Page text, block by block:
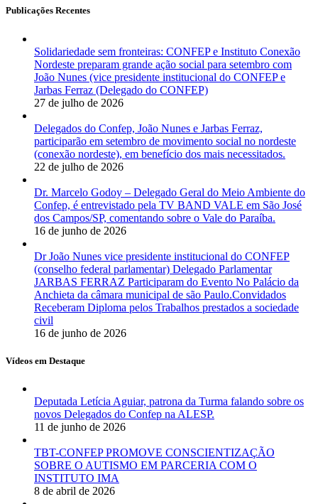
Publicações Recentes
Solidariedade sem fronteiras: CONFEP e Instituto Conexão
Nordeste preparam grande ação social para setembro com
João Nunes (vice presidente institucional do CONFEP e
Jarbas Ferraz (Delegado do CONFEP)
27 de julho de 2026
Delegados do Confep, João Nunes e Jarbas Ferraz,
participarão em setembro de movimento social no nordeste
(conexão nordeste), em benefício dos mais necessitados.
22 de julho de 2026
Dr. Marcelo Godoy – Delegado Geral do Meio Ambiente do
Confep, é entrevistado pela TV BAND VALE em São José
dos Campos/SP, comentando sobre o Vale do Paraíba.
16 de junho de 2026
Dr João Nunes vice presidente institucional do CONFEP
(conselho federal parlamentar) Delegado Parlamentar
JARBAS FERRAZ Participaram do Evento No Palácio da
Anchieta da câmara municipal de são Paulo.Convidados
Receberam Diploma pelos Trabalhos prestados a sociedade
civil
16 de junho de 2026
Vídeos em Destaque
Deputada Letícia Aguiar, patrona da Turma falando sobre os
novos Delegados do Confep na ALESP.
11 de junho de 2026
TBT-CONFEP PROMOVE CONSCIENTIZAÇÃO
SOBRE O AUTISMO EM PARCERIA COM O
INSTITUTO IMA
8 de abril de 2026